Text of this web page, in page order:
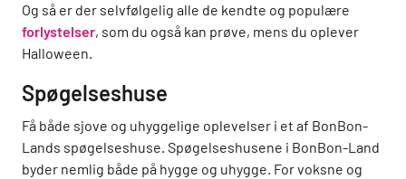
Og så er der selvfølgelig alle de kendte og populære
forlystelser, som du også kan prøve, mens du oplever
Halloween.
Spøgelseshuse
Få både sjove og uhyggelige oplevelser i et af BonBon-
Lands spøgelseshuse. Spøgelseshusene i BonBon-Land
byder nemlig både på hygge og uhygge. For voksne og